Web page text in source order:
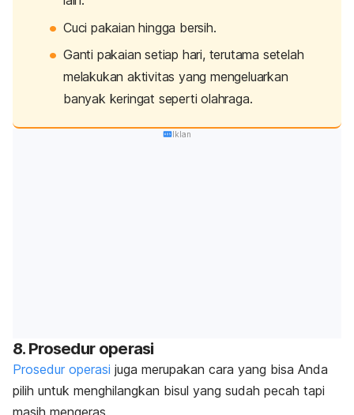
Cuci pakaian hingga bersih.
Ganti pakaian setiap hari, terutama setelah
melakukan aktivitas yang mengeluarkan
banyak keringat seperti olahraga.
Iklan
8. Prosedur operasi
Prosedur operasi juga merupakan cara yang bisa Anda
pilih untuk menghilangkan bisul yang sudah pecah tapi
masih mengeras.